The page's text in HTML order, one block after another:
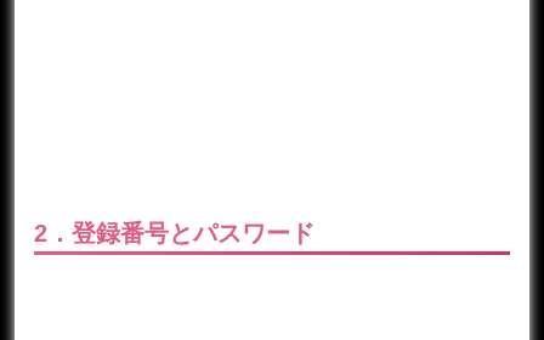
2．登録番号とパスワード